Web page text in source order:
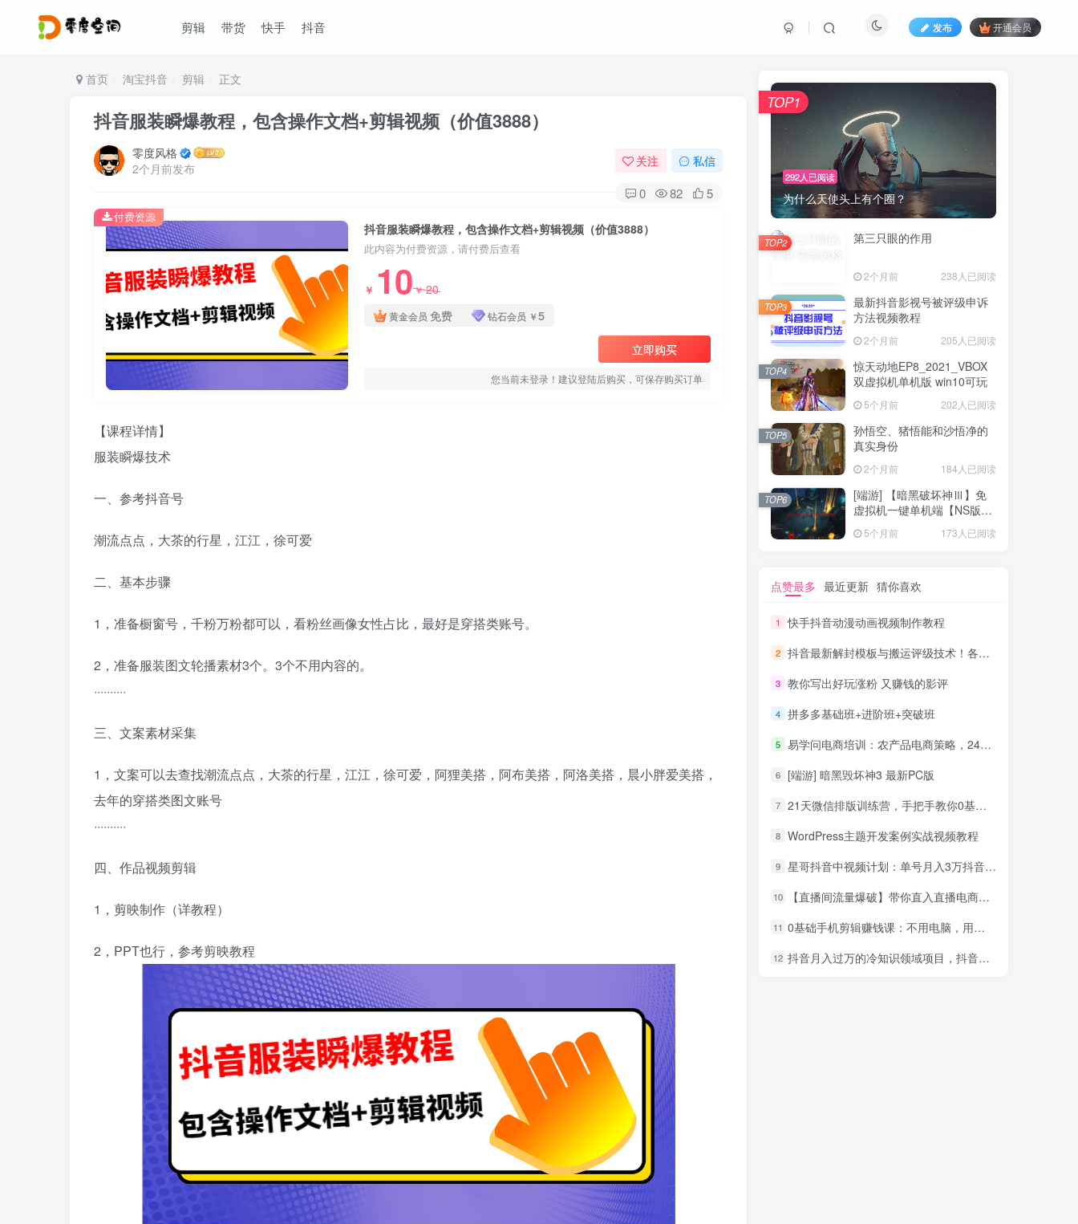
剪辑 带货 快手 抖音 发布 开通会员
首页 淘宝抖音 剪辑 正文
抖音服装瞬爆教程，包含操作文档+剪辑视频（价值3888）
零度风格
2个月前发布
关注 私信
0 82 5
抖音服装瞬爆教程，包含操作文档+剪辑视频（价值3888）
此内容为付费资源，请付费后查看
￥ 10￥20
黄金会员 免费 钻石会员 ￥5
立即购买
您当前未登录！建议登陆后购买，可保存购买订单
付费资源
【课程详情】
服装瞬爆技术
一、参考抖音号
潮流点点，大茶的行星，江江，徐可爱
二、基本步骤
1，准备橱窗号，千粉万粉都可以，看粉丝画像女性占比，最好是穿搭类账号。
2，准备服装图文轮播素材3个。3个不用内容的。
··········
三、文案素材采集
1，文案可以去查找潮流点点，大茶的行星，江江，徐可爱，阿狸美搭，阿布美搭，阿洛美搭，晨小胖爱美搭，
去年的穿搭类图文账号
··········
四、作品视频剪辑
1，剪映制作（详教程）
2，PPT也行，参考剪映教程
292人已阅读
为什么天使头上有个圈？
TOP1
第三只眼的作用
2个月前 238人已阅读
TOP2
最新抖音影视号被评级申诉
方法视频教程
2个月前 205人已阅读
TOP3
惊天动地EP8_2021_VBOX
双虚拟机单机版 win10可玩
5个月前 202人已阅读
TOP4
孙悟空、猪悟能和沙悟净的
真实身份
2个月前 184人已阅读
TOP5
[端游] 【暗黑破坏神Ⅲ】免
虚拟机一键单机端【NS版
5个月前 173人已阅读
TOP6
点赞最多 最近更新 猜你喜欢
1 快手抖音动漫动画视频制作教程
2 抖音最新解封模板与搬运评级技术！各种解封模板话术都有！
3 教你写出好玩涨粉 又赚钱的影评
4 拼多多基础班+进阶班+突破班
5 易学问电商培训：农产品电商策略，24小时淘宝网店赚钱速成班（共10节）_电商运营教程
6 [端游] 暗黑毁坏神3 最新PC版
7 21天微信排版训练营，手把手教你0基础也能学会（视频课程）
8 WordPress主题开发案例实战视频教程
9 星哥抖音中视频计划：单号月入3万抖音中视频项目，百分百的风口项目
10 【直播间流量爆破】带你直入直播电商带货核心真相，破除盈利瓶颈
11 0基础手机剪辑赚钱课：不用电脑，用手机剪辑抖音教程
12 抖音月入过万的冷知识领域项目，抖音赚钱方式大解析，不适宜公开解决方案